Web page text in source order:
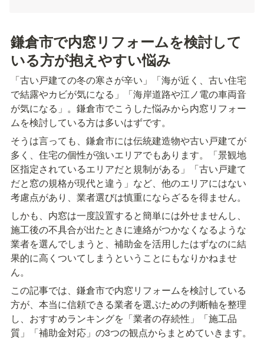
鎌倉市で内窓リフォームを検討して
いる方が抱えやすい悩み
「古い戸建ての冬の寒さが辛い」「海が近く、古い住宅
で結露やカビが気になる」「海岸道路や江ノ電の車両音
が気になる」。鎌倉市でこうした悩みから内窓リフォー
ムを検討している方は多いはずです。
そうは言っても、鎌倉市には伝統建造物や古い戸建てが
多く、住宅の個性が強いエリアでもあります。「景観地
区指定されているエリアだと規制がある」「古い戸建て
だと窓の規格が現代と違う」など、他のエリアにはない
考慮点があり、業者選びは慎重にならざるを得ません。
しかも、内窓は一度設置すると簡単には外せませんし、
施工後の不具合が出たときに連絡がつかなくなるような
業者を選んでしまうと、補助金を活用したはずなのに結
果的に高くついてしまうということにもなりかねませ
ん。
この記事では、鎌倉市で内窓リフォームを検討している
方が、本当に信頼できる業者を選ぶための判断軸を整理
し、おすすめランキングを「業者の存続性」「施工品
質」「補助金対応」の3つの観点からまとめていきます。